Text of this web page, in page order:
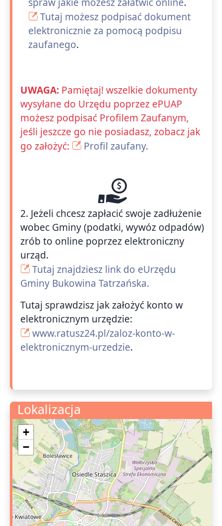
Tutaj możesz podpisać dokument
elektronicznie za pomocą podpisu
zaufanego.
UWAGA: Pamiętaj! wszelkie dokumenty
wysyłane do Urzędu poprzez ePUAP
możesz podpisać Profilem Zaufanym,
jeśli jeszcze go nie posiadasz, zobacz jak
go założyć:
Profil zaufany.
2. Jeżeli chcesz zapłacić swoje zadłużenie
wobec Gminy (podatki, wywóz odpadów)
zrób to online poprzez elektroniczny
urząd.
Tutaj znajdziesz link do eUrzędu
Gminy Bukowina Tatrzańska.
Tutaj sprawdzisz jak założyć konto w
elektronicznym urzędzie:
www.ratusz24.pl/zaloz-konto-w-
elektronicznym-urzedzie.
Lokalizacja
+
−